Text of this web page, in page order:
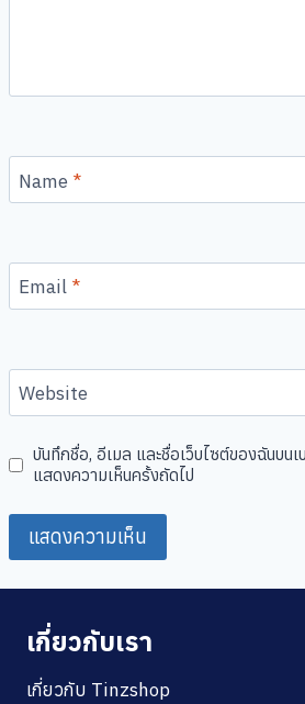
Name *
Email *
Website
บันทึกชื่อ, อีเมล และชื่อเว็บไซต์ของฉันบนเ
แสดงความเห็นครั้งถัดไป
เกี่ยวกับเรา
เกี่ยวกับ Tinzshop